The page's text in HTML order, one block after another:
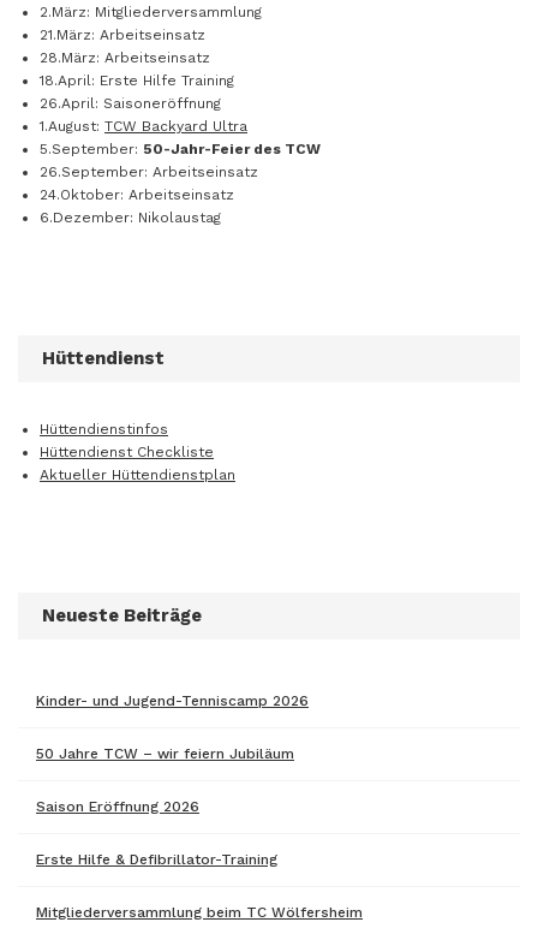
2.März: Mitgliederversammlung
21.März: Arbeitseinsatz
28.März: Arbeitseinsatz
18.April: Erste Hilfe Training
26.April: Saisoneröffnung
1.August: TCW Backyard Ultra
5.September: 50-Jahr-Feier des TCW
26.September: Arbeitseinsatz
24.Oktober: Arbeitseinsatz
6.Dezember: Nikolaustag
Hüttendienst
Hüttendienstinfos
Hüttendienst Checkliste
Aktueller Hüttendienstplan
Neueste Beiträge
Kinder- und Jugend-Tenniscamp 2026
50 Jahre TCW – wir feiern Jubiläum
Saison Eröffnung 2026
Erste Hilfe & Defibrillator-Training
Mitgliederversammlung beim TC Wölfersheim